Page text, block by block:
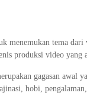
menemukan tema
produksi video yang
gagasan awal
hobi,